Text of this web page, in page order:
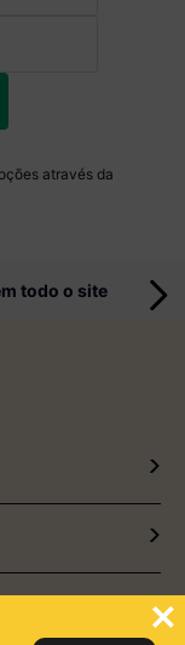
através da
todo o site